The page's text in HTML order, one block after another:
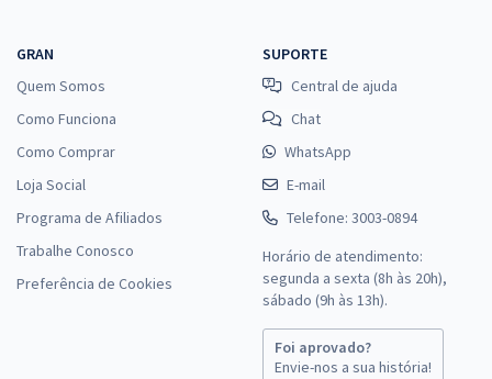
GRAN
Quem Somos
Como Funciona
Como Comprar
Loja Social
Programa de Afiliados
Trabalhe Conosco
Preferência de Cookies
SUPORTE
Central de ajuda
Chat
WhatsApp
E-mail
Telefone: 3003-0894
Horário de atendimento:
segunda a sexta (8h às 20h),
sábado (9h às 13h).
Foi aprovado?
Envie-nos a sua história!